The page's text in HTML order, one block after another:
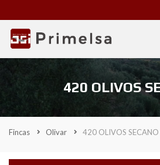
420 OLIVOS
Fincas Olivar 420 OLIVOS SECANO